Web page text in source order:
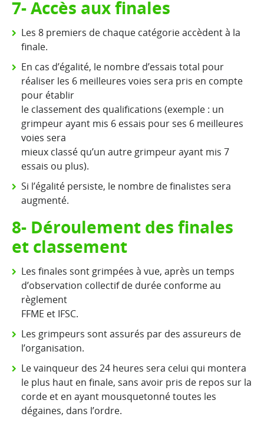
7- Accès aux finales
Les 8 premiers de chaque catégorie accèdent à la
finale.
En cas d’égalité, le nombre d’essais total pour
réaliser les 6 meilleures voies sera pris en compte
pour établir
le classement des qualifications (exemple : un
grimpeur ayant mis 6 essais pour ses 6 meilleures
voies sera
mieux classé qu’un autre grimpeur ayant mis 7
essais ou plus).
Si l’égalité persiste, le nombre de finalistes sera
augmenté.
8- Déroulement des finales
et classement
Les finales sont grimpées à vue, après un temps
d’observation collectif de durée conforme au
règlement
FFME et IFSC.
Les grimpeurs sont assurés par des assureurs de
l’organisation.
Le vainqueur des 24 heures sera celui qui montera
le plus haut en finale, sans avoir pris de repos sur la
corde et en ayant mousquetonné toutes les
dégaines, dans l’ordre.